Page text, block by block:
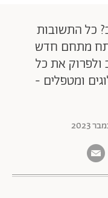
כל התשובות
מתחם חדש
את כל
ומטפלים -